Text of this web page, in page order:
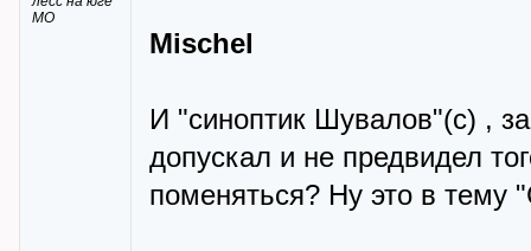
МО
Mischel
И "синоптик Шувалов"(с) ,
допускал и не предвидел
поменяться? Ну это в тему